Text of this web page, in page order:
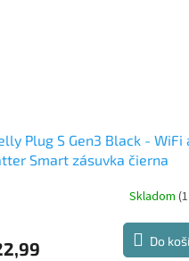
Plug S Gen3 Black - WiFi
Smart zásuvka čierna
Skladom
Do